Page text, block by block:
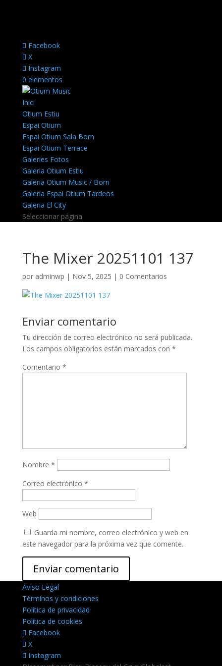
Facebook
X
Instagram
0 elementos
Inici
Otium Estiu
Espai Otium
Espai Otium Sala Born
Espai Otium Terrace
Galeries Fotos
Galeria Otium Estiu
Galeria Otium Music / Born
Galeria Espai Otium Tardeos
Galeria El City
Seleccionar página
The Mixer 20251101 137
por adminwp | Nov 5, 2025 | 0 Comentarios
Enviar comentario
Tu dirección de correo electrónico no será publicada.
Los campos obligatorios están marcados con *
Comentario *
Nombre *
Correo electrónico *
Web
Guarda mi nombre, correo electrónico y web en
este navegador para la próxima vez que comente.
Aviso Legal
Términos y condiciones
Política de privacidad
Política de cookies
Facebook
X
Instagram